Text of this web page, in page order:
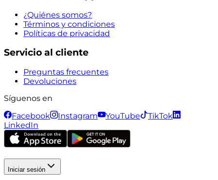
¿Quiénes somos?
Términos y condiciones
Políticas de privacidad
Servicio al cliente
Preguntas frecuentes
Devoluciones
Síguenos en
Facebook
Instagram YouTube
TikTok
LinkedIn
Iniciar sesión